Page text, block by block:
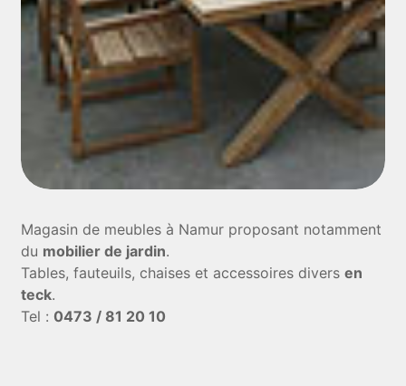
Magasin de meubles à Namur proposant notamment
du mobilier de jardin.
Tables, fauteuils, chaises et accessoires diversen
teck.
Tel : 0473 / 81 20 10